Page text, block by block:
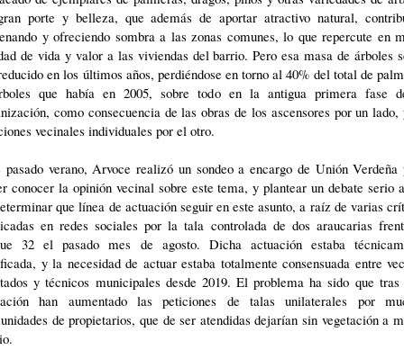
porte y belleza, que además de aportar atractivo natural,
y ofreciendo sombra a las zonas comunes, lo que repercute en
de vida y valor a las viviendas del barrio. Pero esa masa de árboles
en los últimos años, perdiéndose en torno al 40% del total de
que había en 2005, sobre todo en la antigua primera fase
como consecuencia de las obras de los ascensores por un lado,
vecinales individuales por el otro.
pasado verano, Arvoce realizó un sondeo a encargo de Unión Verdeña
conocer la opinión vecinal sobre este tema, y plantear un debate serio
que línea de actuación seguir en este asunto, a raíz de varias
en redes sociales por la tala controlada de dos araucarias
32 el pasado mes de agosto. Dicha actuación estaba
y la necesidad de actuar estaba totalmente consensuada entre
y técnicos municipales desde 2019. El problema ha sido que tras
han aumentado las peticiones de talas unilaterales por
de propietarios, que de ser atendidas dejarían sin vegetación a